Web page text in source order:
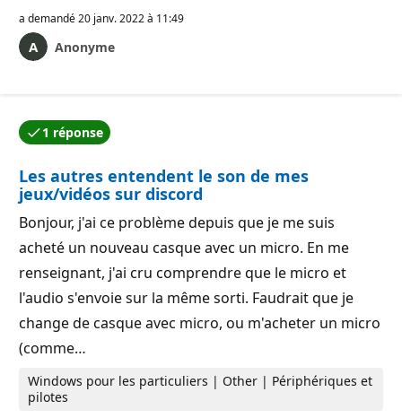
a demandé20 janv. 2022 à 11:49
Anonyme
1 réponse
L’une des réponses a été acceptée par l’auteur de la
Les autres entendent le son de mes
jeux/vidéos sur discord
Bonjour, j'ai ce problème depuis que je me suis
acheté un nouveau casque avec un micro. En me
renseignant, j'ai cru comprendre que le micro et
l'audio s'envoie sur la même sorti. Faudrait que je
change de casque avec micro, ou m'acheter un micro
(comme…
Windows pour les particuliers | Other | Périphériques et
pilotes